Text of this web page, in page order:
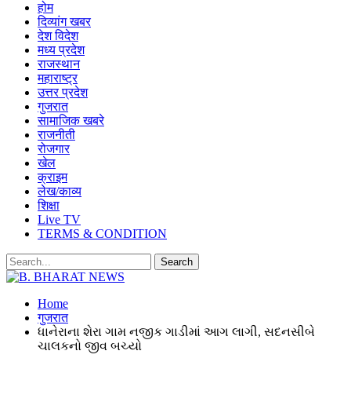
होम
दिव्यांग खबर
देश विदेश
मध्य प्रदेश
राजस्थान
महाराष्ट्र
उत्तर प्रदेश
गुजरात
सामाजिक खबरे
राजनीती
रोजगार
खेल
क्राइम
लेख/काव्य
शिक्षा
Live TV
TERMS & CONDITION
Home
गुजरात
ધાનેરાના શેરા ગામ નજીક ગાડીમાં આગ લાગી, સદનસીબે
ચાલકનો જીવ બચ્યો